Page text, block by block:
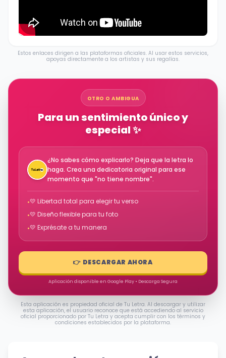
Estos enlaces dirigen a las plataformas oficiales. Al usar estos servicios,
apoyas directamente a los artistas y sus regalías.
OTRO O AMBIGUA
Para un sentimiento único y
especial ✨
¿No sabes cómo explicarlo? Deja que la letra lo
haga. Crea una dedicatoria original para ese
momento que "no tiene nombre".
•💛 Libertad total para elegir tu verso
•💛 Diseño flexible para tu foto
•💛 Exprésate a tu manera
👉 DESCARGAR AHORA
Aplicación disponible en Google Play • Descarga Segura
Esta aplicación es propiedad oficial de Tu Letra. Al descargar y utilizar
esta aplicación, el usuario reconoce que está accediendo al servicio
oficial proporcionado por Tu Letra y acepta cumplir con los términos y
condiciones establecidos por la plataforma.